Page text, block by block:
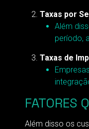
Taxas por
Além
período,
Taxas de
FATORES
Além disso os